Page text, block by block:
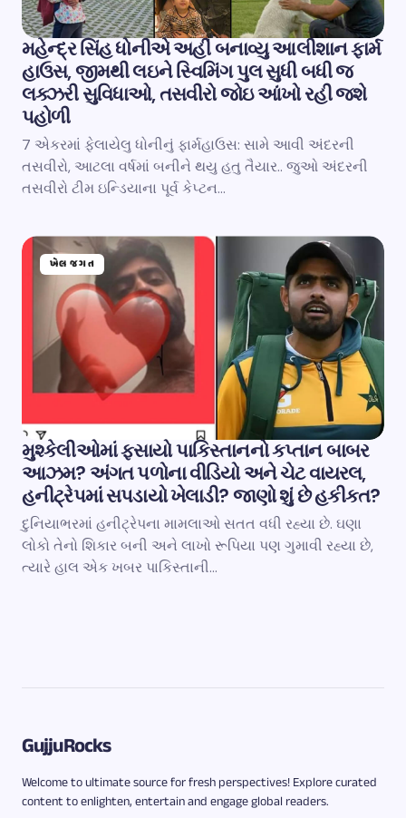
મહેન્દ્ર સિંહ ધોનીએ અહીં બનાવ્યુ આલીશાન ફાર્મ
હાઉસ, જીમથી લઇને સ્વિમિંગ પુલ સુધી બધી જ
લક્ઝરી સુવિધાઓ, તસવીરો જોઇ આંખો રહી જશે
પહોળી
7 એકરમાં ફેલાયેલુ ધોનીનું ફાર્મહાઉસ: સામે આવી અંદરની
તસવીરો, આટલા વર્ષમાં બનીને થયુ હતુ તૈયાર.. જુઓ અંદરની
તસવીરો ટીમ ઇન્ડિયાના પૂર્વ કેપ્ટન…
ખેલ જગત
મુશ્કેલીઓમાં ફસાયો પાકિસ્તાનનો કપ્તાન બાબર
આઝમ? અંગત પળોના વીડિયો અને ચેટ વાયરલ,
હનીટ્રેપમાં સપડાયો ખેલાડી? જાણો શું છે હકીકત?
દુનિયાભરમાં હનીટ્રેપના મામલાઓ સતત વધી રહ્યા છે. ઘણા
લોકો તેનો શિકાર બની અને લાખો રૂપિયા પણ ગુમાવી રહ્યા છે,
ત્યારે હાલ એક ખબર પાકિસ્તાની…
GujjuRocks
Welcome to ultimate source for fresh perspectives! Explore curated
content to enlighten, entertain and engage global readers.